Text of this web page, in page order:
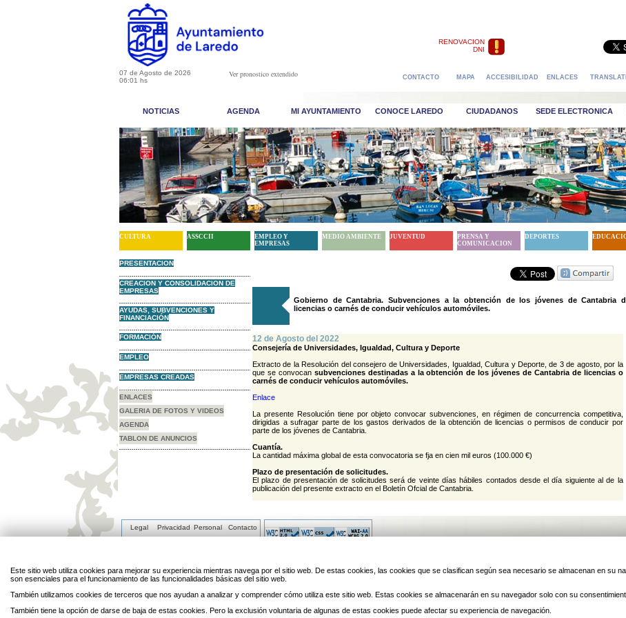
RENOVACION
DNI
07 de Agosto de 2026
06:01 hs
Ver pronostico extendido CONTACTO MAPA ACCESIBILIDAD ENLACES
NOTICIAS AGENDA MI AYUNTAMIENTO CONOCE LAREDO CIUDADANOS SEDE ELECTRONICA
CULTURA ASSCCII
EMPLEO Y
EMPRESAS
MEDIO AMBIENTE JUVENTUD
PRENSA Y
COMUNICACION
DEPORTES
PRESENTACION
CREACION Y CONSOLIDACION DE
EMPRESAS
AYUDAS, SUBVENCIONES Y
FINANCIACIÓN
FORMACIÓN
EMPLEO
EMPRESAS CREADAS
ENLACES
GALERIA DE FOTOS Y VIDEOS
AGENDA
TABLON DE ANUNCIOS
Gobierno de Cantabria. Subvenciones a la obtención de los jóvenes de Cantabria
licencias o carnés de conducir vehículos automóviles.
12 de Agosto del 2022
Consejería de Universidades, Igualdad, Cultura y Deporte
Extracto de la Resolución del consejero de Universidades, Igualdad, Cultura y Deporte, de 3 de agosto, por la
que se convocan subvenciones destinadas a la obtención de los jóvenes de Cantabria de licencias o
carnés de conducir vehículos automóviles.
Enlace
La presente Resolución tiene por objeto convocar subvenciones, en régimen de concurrencia competitiva,
dirigidas a sufragar parte de los gastos derivados de la obtención de licencias o permisos de conducir por
parte de los jóvenes de Cantabria.
Cuantía.
La cantidad máxima global de esta convocatoria se fja en cien mil euros (100.000 €)
Plazo de presentación de solicitudes.
El plazo de presentación de solicitudes será de veinte días hábiles contados desde el día siguiente al de la
publicación del presente extracto en el Boletín Ofcial de Cantabria.
Legal Privacidad Personal Contacto
Este sitio web utiliza cookies para mejorar su experiencia mientras navega por el sitio web. De estas cookies, las cookies que se clasifican según sea necesario se almacenan en su
son esenciales para el funcionamiento de las funcionalidades básicas del sitio web.
También utilizamos cookies de terceros que nos ayudan a analizar y comprender cómo utiliza este sitio web. Estas cookies se almacenarán en su navegador solo con su
También tiene la opción de darse de baja de estas cookies. Pero la exclusión voluntaria de algunas de estas cookies puede afectar su experiencia de navegación.